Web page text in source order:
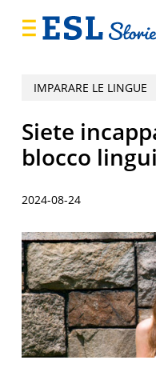
IMPARARE LE LINGUE
Siete
blocco
2024-08-24